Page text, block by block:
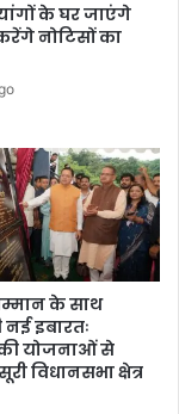
के घर जाएंगे
नोटिसों का
के साथ
इबारतः
योजनाओं से
विधानसभा क्षेत्र